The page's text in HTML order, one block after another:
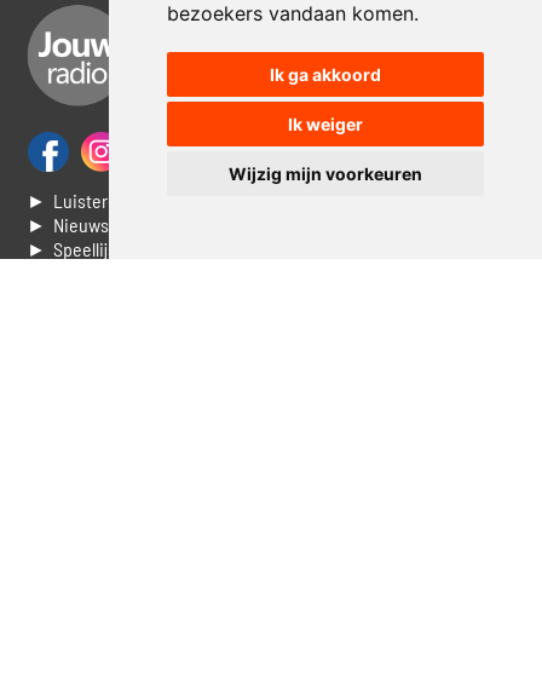
bezoekers vandaan komen.
Ik ga akkoord
Ik weiger
Wijzig mijn voorkeuren
► Luisteren naar Jouwradio
► Nieuws
► Speellijst